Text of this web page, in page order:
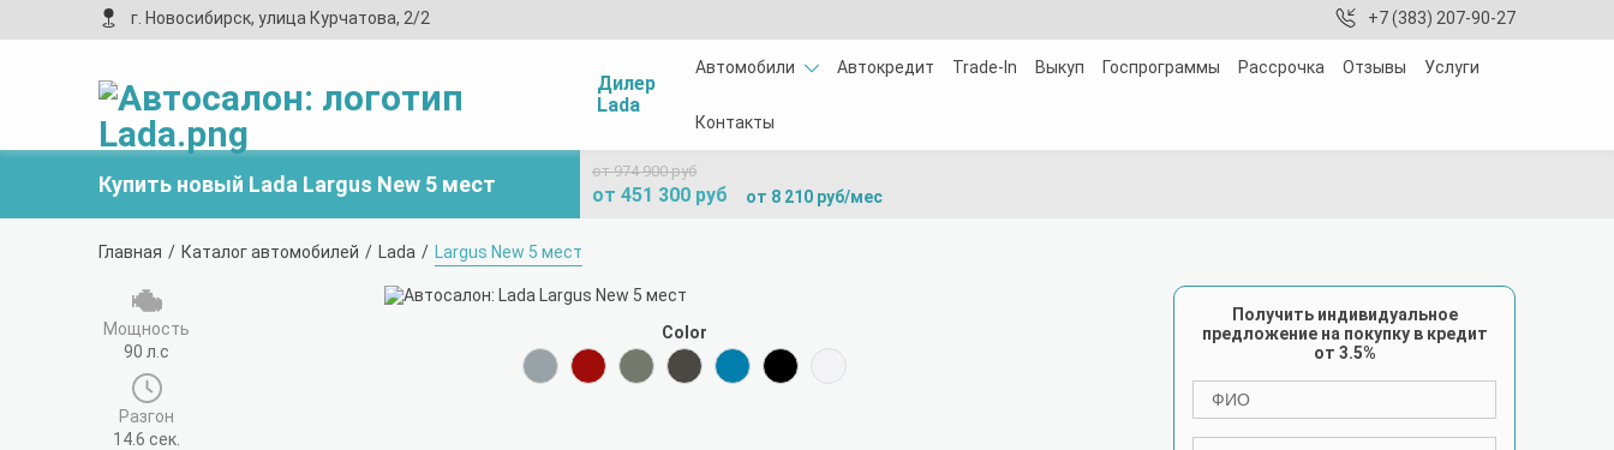
г. Новосибирск, улица Курчатова, 2/2 +7 (383) 207-90-27
Дилер
Lada
Автомобили Автокредит Trade-In Выкуп Госпрограммы Рассрочка Отзывы Услуги
Контакты
Купить новый Lada Largus New 5 мест
от 974 900 руб
от 451 300 руб от 8 210 руб/мес
Главная Каталог автомобилей Lada Largus New 5 мест
Мощность
90 л.с
Разгон
14.6 сек.
Color
Получить индивидуальное
предложение на покупку в кредит
от 3.5%